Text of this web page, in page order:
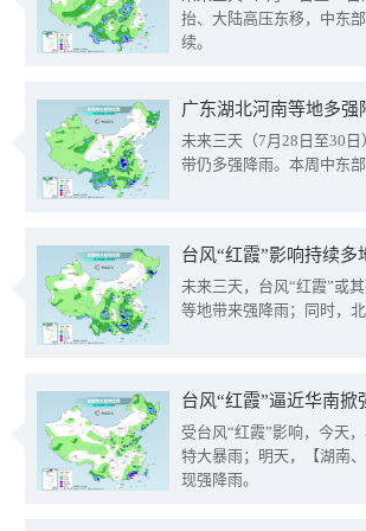
抬、大陆高压东移，中东
续。
广东湖北河南等地多
未来三天（7月28日至30
带仍多强降雨。本周中东
台风“红霞”影响持续
未来三天，台风“红霞”或
等地带来强降雨；同时，
台风“红霞”逼近华南
受台风“红霞”影响，今天
特大暴雨；明天，【湖南
现强降雨。